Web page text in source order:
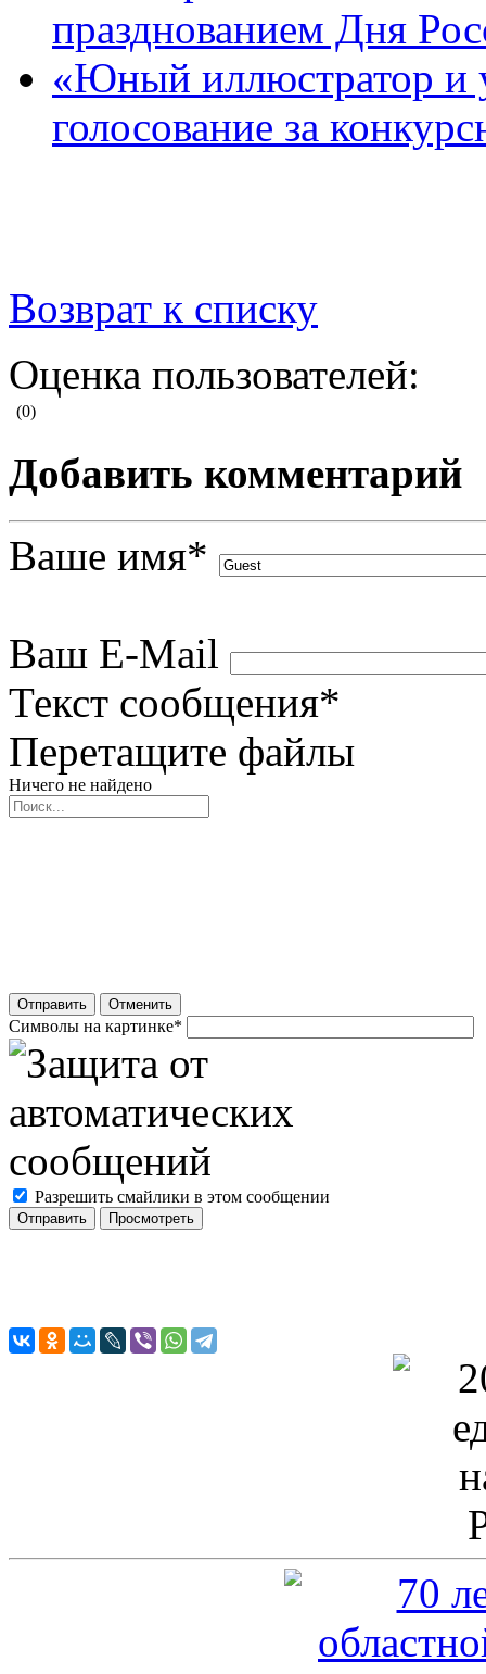
празднованием Дня
«Юный иллюстратор и
голосование за
Возврат к списку
Оценка пользователей:
(0)
Добавить комментарий
Ваше имя*
Ваш E-Mail
Текст сообщения*
Перетащите файлы
Ничего не найдено
Отправить Отменить
Символы на картинке*
Разрешить смайлики в этом сообщении